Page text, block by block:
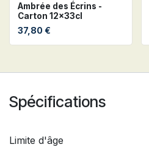
Ambrée des Écrins -
Carton 12x33cl
37,80 €
Spécifications
Limite d'âge